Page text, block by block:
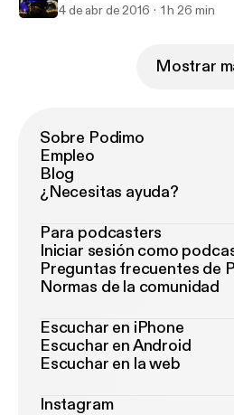
4 de abr de 2016 1 h 26 min
Mostrar
Sobre Podimo
Empleo
Blog
¿Necesitas ayuda?
Para podcasters
Iniciar sesión como
Preguntas frecuentes de
Normas de la comunidad
Escuchar en iPhone
Escuchar en Android
Escuchar en la web
Instagram